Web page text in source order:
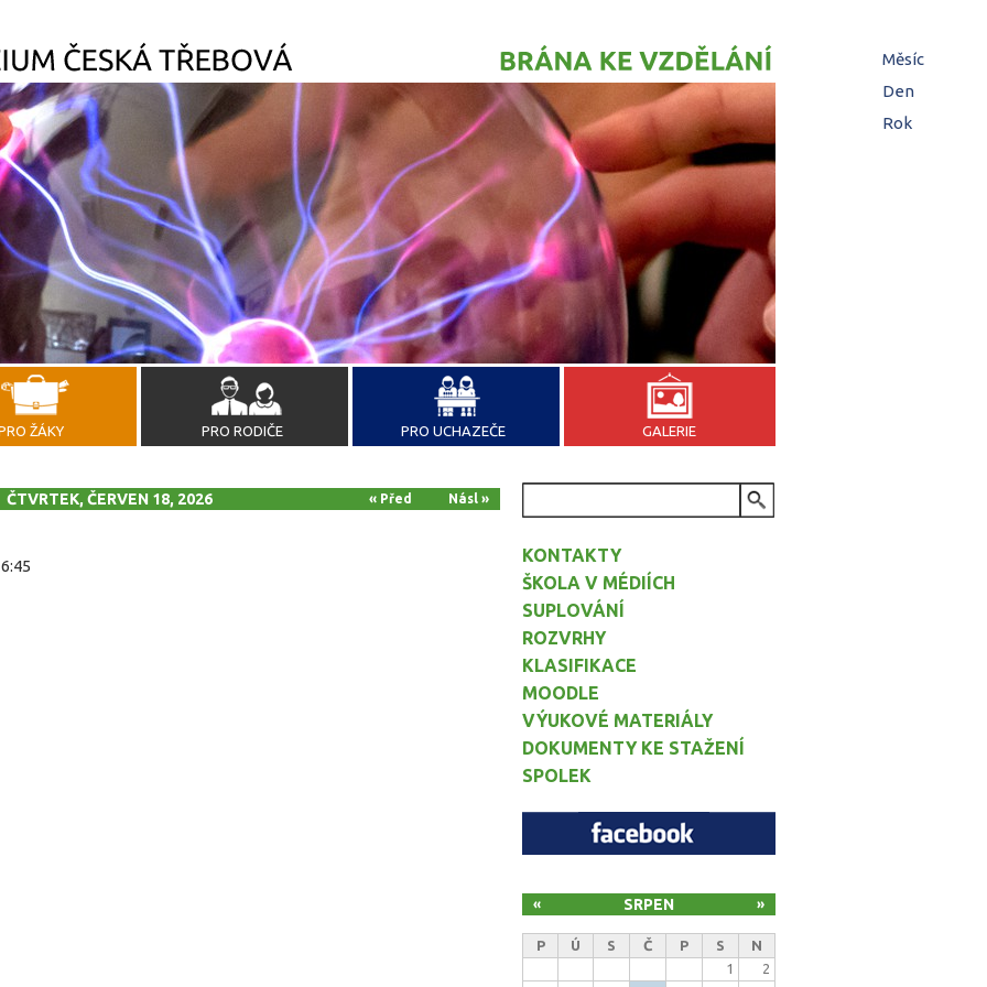
ŽÁKY PRO RODIČE PRO UCHAZEČE GALERIE
ČTVRTEK, ČERVEN 18, 2026 « Před Násl »
KONTAKTY
ŠKOLA V MÉDIÍCH
SUPLOVÁNÍ
ROZVRHY
KLASIFIKACE
MOODLE
VÝUKOVÉ MATERIÁLY
DOKUMENTY KE STAŽENÍ
SPOLEK
SRPEN
« »
P Ú S Č P S
N
1
2
Měsíc
Den(aktivní
Rok